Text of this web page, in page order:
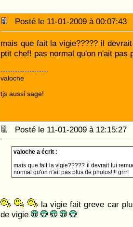
Posté le 11-01-2009 à
mais que fait la vigie????? il
ptit chef! pas normal qu'on n'ait pas
--------------------
valoche
tjs aussi sage!
Posté le 11-01-2009 à
valoche a écrit :
mais que fait la vigie????? il devrait lui
normal qu'on n'ait pas plus de photos!!!! grrr!
la vigie fait greve car
de vigie